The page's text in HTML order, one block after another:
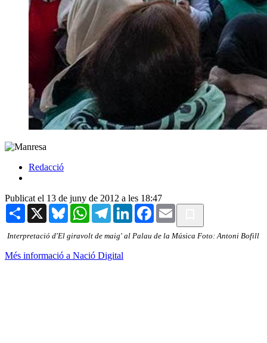
Redacció
Publicat el 13 de juny de 2012 a les 18:47
Share X BlueskyWhatsAppTelegramLinkedInFacebook
Email
Interpretació d'El giravolt de maig' al Palau de la Música Foto: Antoni Bofill
Més informació a Nació Digital